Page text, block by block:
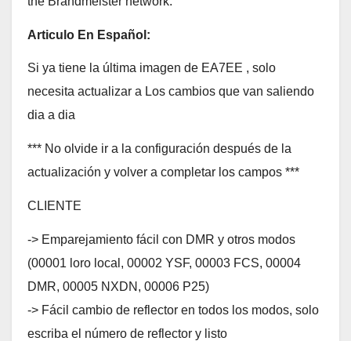
Articulo En Español:
Si ya tiene la última imagen de EA7EE , solo
necesita actualizar a Los cambios que van saliendo
dia a dia
*** No olvide ir a la configuración después de la
actualización y volver a completar los campos ***
CLIENTE
-> Emparejamiento fácil con DMR y otros modos
(00001 loro local, 00002 YSF, 00003 FCS, 00004
DMR, 00005 NXDN, 00006 P25)
-> Fácil cambio de reflector en todos los modos, solo
escriba el número de reflector y listo